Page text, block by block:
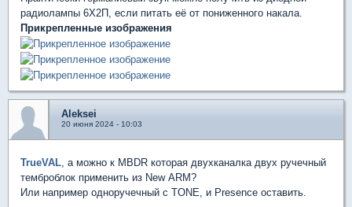
радиолампы 6Х2П, если питать её от пониженного накала.
Прикрепленные изображения
Aleksei
20 июня 2024 - 10:03
TrueVAL, а можно к MBDR которая двухканалка двух ручечный
темброблок применить из New ARM?
Или например одноручечный с TONE, и Presence оставить.